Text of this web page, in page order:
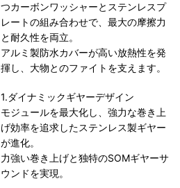
つカーボンワッシャーとステンレスプ
レートの組み合わせで、最大の摩擦力
と耐久性を両立。
アルミ製防水カバーが高い放熱性を発
揮し、大物とのファイトを支えます。
1.ダイナミックギヤーデザイン
モジュールを最大化し、強力な巻き上
げ効率を追求したステンレス製ギヤー
が進化。
力強い巻き上げと独特のSOMギヤーサ
ウンドを実現。